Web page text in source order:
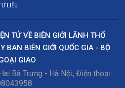
LIỆU
TỬ VỀ BIÊN GIỚI LÃNH THỔ
BAN BIÊN GIỚI QUỐC GIA - BỘ
GIAO
Bà Trưng - Hà Nội; Điện thoại: